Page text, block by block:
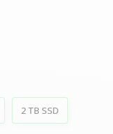
2 TB SSD